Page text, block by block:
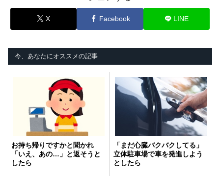
X Facebook LINE
今、あなたにオススメの記事
お持ち帰りですかと聞かれ
「いえ、あの…」と返そうと
したら
「まだ心臓バクバクしてる」
立体駐車場で車を発進しよう
としたら